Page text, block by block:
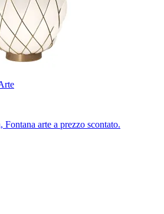
Fontana arte a prezzo scontato.